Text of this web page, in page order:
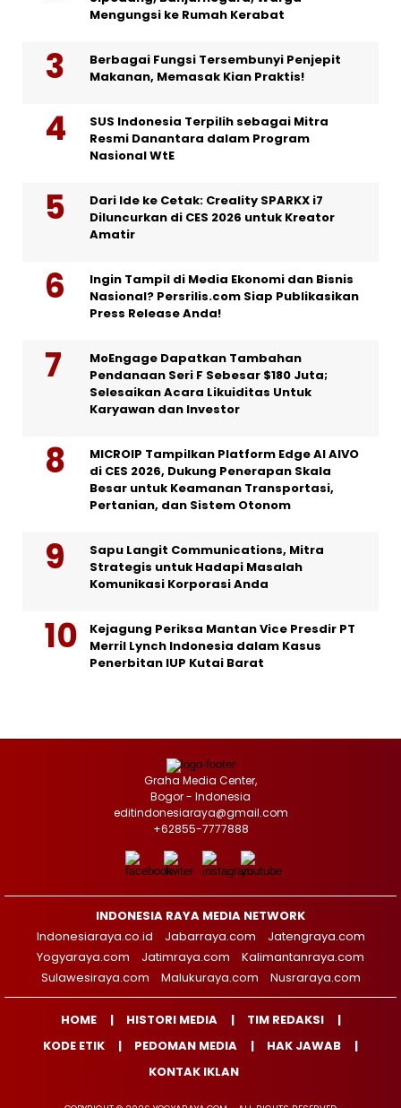
Mengungsi ke Rumah Kerabat
Berbagai Fungsi Tersembunyi Penjepit
Makanan, Memasak Kian Praktis!
SUS Indonesia Terpilih sebagai Mitra
Resmi Danantara dalam Program
Nasional WtE
Dari Ide ke Cetak: Creality SPARKX i7
Diluncurkan di CES 2026 untuk Kreator
Amatir
Ingin Tampil di Media Ekonomi dan Bisnis
Nasional? Persrilis.com Siap Publikasikan
Press Release Anda!
MoEngage Dapatkan Tambahan
Pendanaan Seri F Sebesar $180 Juta;
Selesaikan Acara Likuiditas Untuk
Karyawan dan Investor
MICROIP Tampilkan Platform Edge AI AIVO
di CES 2026, Dukung Penerapan Skala
Besar untuk Keamanan Transportasi,
Pertanian, dan Sistem Otonom
Sapu Langit Communications, Mitra
Strategis untuk Hadapi Masalah
Komunikasi Korporasi Anda
Kejagung Periksa Mantan Vice Presdir PT
Merril Lynch Indonesia dalam Kasus
Penerbitan IUP Kutai Barat
Graha Media Center,
Bogor - Indonesia
editindonesiaraya@gmail.com
+62855-7777888
INDONESIA RAYA MEDIA NETWORK
Indonesiaraya.co.id
Jabarraya.com
Jatengraya.com
Yogyaraya.com
Jatimraya.com
Kalimantanraya.com
Sulawesiraya.com
Malukuraya.com Nusraraya.com
HOME HISTORI MEDIA
TIM REDAKSI
KODE ETIK
PEDOMAN MEDIA
HAK JAWAB
KONTAK IKLAN